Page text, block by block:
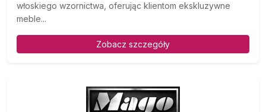
włoskiego wzornictwa, oferując klientom ekskluzywne
meble...
Zobacz szczegóły